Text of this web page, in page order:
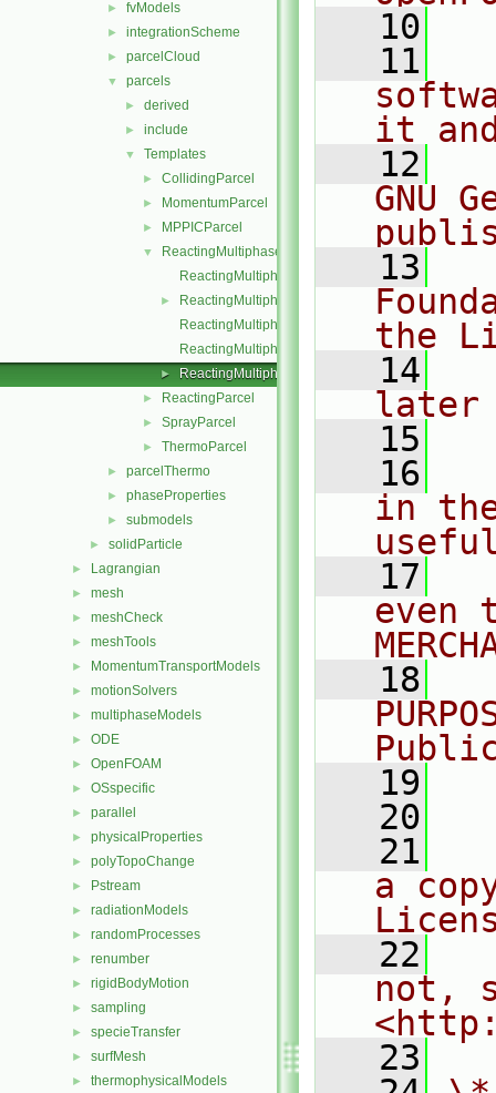
► fvModels
► integrationScheme
► parcelCloud
▼ parcels
► derived
► include
▼ Templates
► CollidingParcel
► MomentumParcel
► MPPICParcel
▼
ReactingMultiphaseParcel
ReactingMultiphaseParcel.C
►
ReactingMultiphaseParcel.H
ReactingMultiphaseParcelI.H
ReactingMultiphaseParcelIO.C
► ReactingMultiphaseParcelName.C
► ReactingParcel
► SprayParcel
► ThermoParcel
► parcelThermo
► phaseProperties
► submodels
► solidParticle
► Lagrangian
► mesh
► meshCheck
► meshTools
► MomentumTransportModels
► motionSolvers
► multiphaseModels
► ODE
► OpenFOAM
► OSspecific
► parallel
► physicalProperties
► polyTopoChange
► Pstream
► radiationModels
► randomProcesses
► renumber
► rigidBodyMotion
► sampling
► specieTransfer
► surfMesh
► thermophysicalModels
   10
   11
it
   12
GNU
   13
the
   14
later
   15
   16
in
   17
even
   18
   19
   20
   21
a
   22
not,
   23